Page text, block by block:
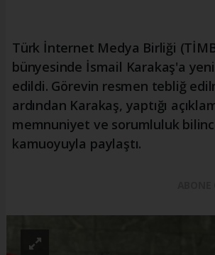
Türk İnternet Medya Birliği
bünyesinde İsmail Karakaş'a
edildi. Görevin resmen tebliğ
ardından Karakaş, yaptığı
memnuniyet ve sorumluluk
kamuoyuyla paylaştı.